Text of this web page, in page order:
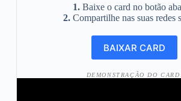
1. Baixe o card no botão
2. Compartilhe nas suas redes
DEMONSTRAÇÃO DO